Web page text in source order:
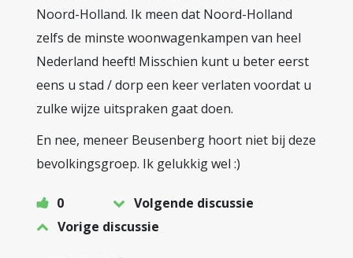
Noord-Holland. Ik meen dat Noord-Holland
zelfs de minste woonwagenkampen van heel
Nederland heeft! Misschien kunt u beter eerst
eens u stad / dorp een keer verlaten voordat u
zulke wijze uitspraken gaat doen.
En nee, meneer Beusenberg hoort niet bij deze
bevolkingsgroep. Ik gelukkig wel :)
0
Volgende discussie
Vorige discussie